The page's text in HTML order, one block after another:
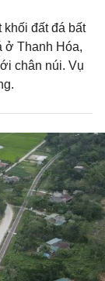
khối đất đá bất
ở Thanh Hóa,
chân núi. Vụ